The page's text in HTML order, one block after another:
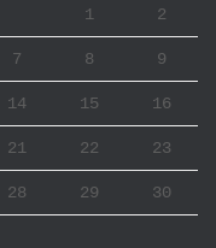
1 2
7 8 9
14 15 16
21 22 23
28 29 30